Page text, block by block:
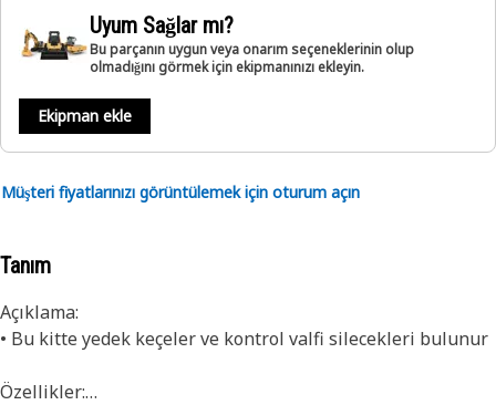
Uyum Sağlar mı?
Bu parçanın uygun veya onarım seçeneklerinin olup
olmadığını görmek için ekipmanınızı ekleyin.
Ekipman ekle
Müşteri fiyatlarınızı görüntülemek için oturum açın
Tanım
Açıklama:
• Bu kitte yedek keçeler ve kontrol valfi silecekleri bulunur
Özellikler: